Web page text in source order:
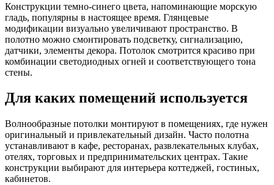
Конструкции темно-синего цвета, напоминающие морскую
гладь, популярны в настоящее время. Глянцевые
модификации визуально увеличивают пространство. В
полотно можно смонтировать подсветку, сигнализацию,
датчики, элементы декора. Потолок смотрится красиво при
комбинации светодиодных огней и соответствующего тона
стены.
Для каких помещений используется
Волнообразные потолки монтируют в помещениях, где нужен
оригинальный и привлекательный дизайн. Часто полотна
устанавливают в кафе, ресторанах, развлекательных клубах,
отелях, торговых и предпринимательских центрах. Такие
конструкции выбирают для интерьера коттеджей, гостиных,
кабинетов.